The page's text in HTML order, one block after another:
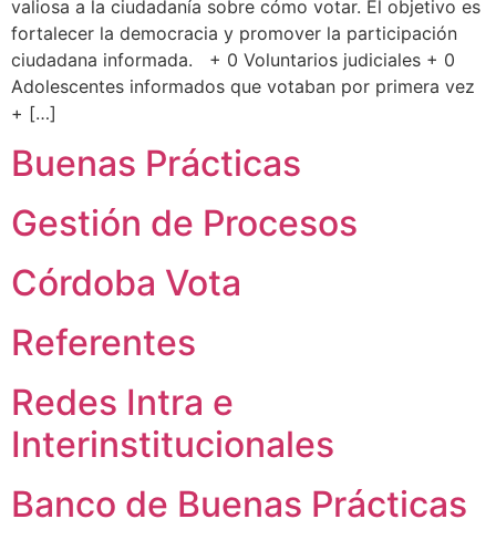
valiosa a la ciudadanía sobre cómo votar. El objetivo es
fortalecer la democracia y promover la participación
ciudadana informada. + 0 Voluntarios judiciales + 0
Adolescentes informados que votaban por primera vez
+ […]
Buenas Prácticas
Gestión de Procesos
Córdoba Vota
Referentes
Redes Intra e
Interinstitucionales
Banco de Buenas Prácticas